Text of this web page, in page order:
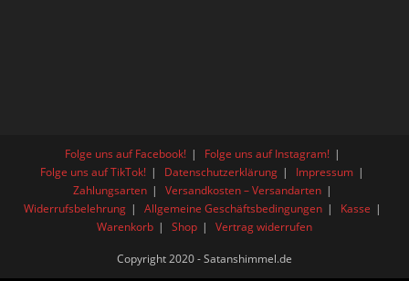
Folge uns auf Facebook!
Folge uns auf Instagram!
Folge uns auf TikTok!
Datenschutzerklärung
Impressum
Zahlungsarten
Versandkosten – Versandarten
Widerrufsbelehrung
Allgemeine Geschäftsbedingungen
Kasse
Warenkorb
Shop Vertrag widerrufen
Copyright 2020 - Satanshimmel.de